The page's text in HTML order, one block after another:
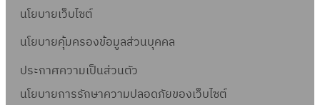
นโยบายเว็บไซต์
นโยบายคุ้มครองข้อมูลส่วนบุคคล
ประกาศความเป็นส่วนตัว
นโยบายการรักษาความปลอดภัยของเว็บไซต์